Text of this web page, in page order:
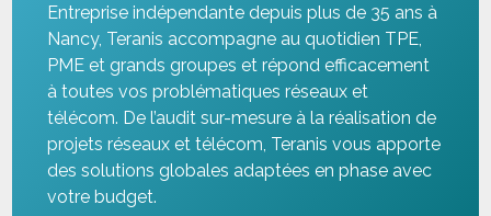
Entreprise indépendante depuis plus de 35 ans à
Nancy, Teranis accompagne au quotidien TPE,
PME et grands groupes et répond efficacement
à toutes vos problématiques réseaux et
télécom. De l’audit sur-mesure à la réalisation de
projets réseaux et télécom, Teranis vous apporte
des solutions globales adaptées en phase avec
votre budget.